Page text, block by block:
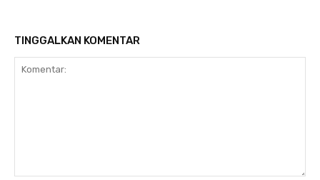
TINGGALKAN KOMENTAR